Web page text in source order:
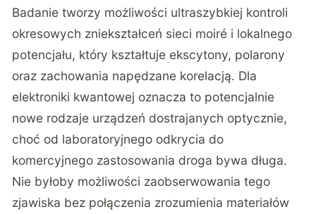
Badanie tworzy możliwości ultraszybkiej kontroli
okresowych zniekształceń sieci moiré i lokalnego
potencjału, który kształtuje ekscytony, polarony
oraz zachowania napędzane korelacją. Dla
elektroniki kwantowej oznacza to potencjalnie
nowe rodzaje urządzeń dostrajanych optycznie,
choć od laboratoryjnego odkrycia do
komercyjnego zastosowania droga bywa długa.
Nie byłoby możliwości zaobserwowania tego
zjawiska bez połączenia zrozumienia materiałów